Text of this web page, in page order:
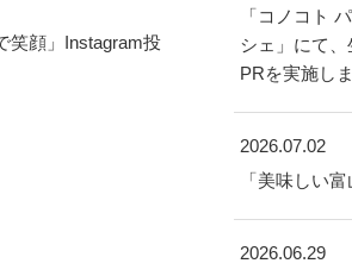
笑顔」Instagram投
「コノコト
シェ」にて、
PRを実施し
2026.07.02
「美味しい
2026.06.29